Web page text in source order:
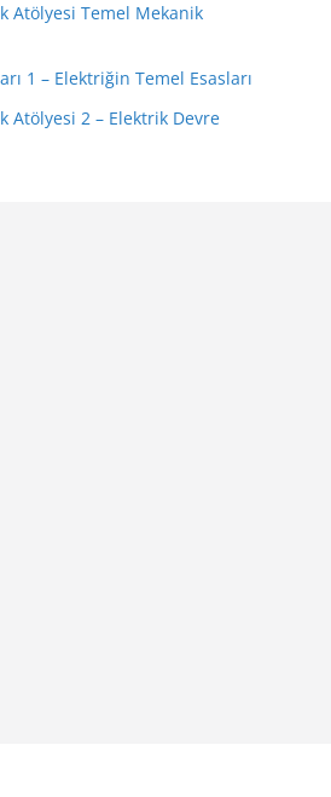
Atölyesi Temel Mekanik
1 – Elektriğin Temel Esasları
Atölyesi 2 – Elektrik Devre